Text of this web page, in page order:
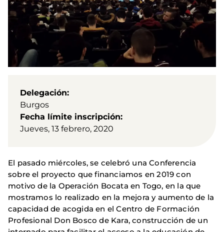
Delegación
Burgos
Fecha límite inscripción
Jueves, 13 febrero, 2020
El pasado miércoles, se celebró una Conferencia
sobre el proyecto que financiamos en 2019 con
motivo de la Operación Bocata en Togo, en la que
mostramos lo realizado en la mejora y aumento de la
capacidad de acogida en el Centro de Formación
Profesional Don Bosco de Kara, construcción de un